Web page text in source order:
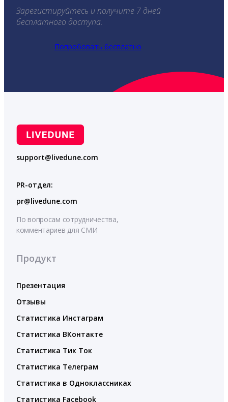
Зарегистируйтесь и получите 7 дней
бесплатного доступа.
Попробовать бесплатно
support@livedune.com
PR-отдел:
pr@livedune.com
По вопросам сотрудничества,
комментариев для СМИ
Продукт
Презентация
Отзывы
Статистика Инстаграм
Статистика ВКонтакте
Статистика Тик Ток
Статистика Телеграм
Статистика в Одноклассниках
Статистика Facebook